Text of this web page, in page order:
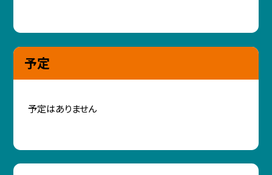
予定
予定はありません